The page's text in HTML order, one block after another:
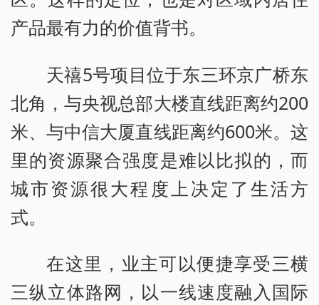
产品最有力的价值背书。
天禧5号项目位于东三环京广桥东
北角，与央视总部大楼直线距离约200
米、与中信大厦直线距离约600米。这
里的资源聚合强度是难以比拟的，而
城市资源很大程度上决定了生活方
式。
在这里，业主可以便捷享受三横
三纵立体路网，以一线速度融入国际